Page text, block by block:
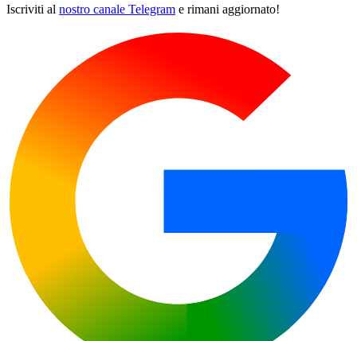
Iscriviti al nostro canale Telegram e rimani aggiornato!